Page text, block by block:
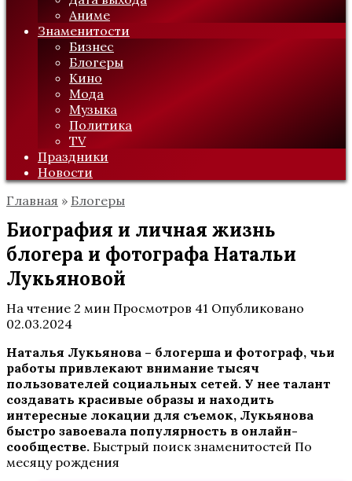
Аниме
Знаменитости
Бизнес
Блогеры
Кино
Мода
Музыка
Политика
TV
Праздники
Новости
Главная » Блогеры
Биография и личная жизнь
блогера и фотографа Натальи
Лукьяновой
На чтение 2 мин Просмотров 41 Опубликовано
02.03.2024
Наталья Лукьянова – блогерша и фотограф, чьи
работы привлекают внимание тысяч
пользователей социальных сетей. У нее талант
создавать красивые образы и находить
интересные локации для съемок, Лукьянова
быстро завоевала популярность в онлайн-
сообществе. Быстрый поиск знаменитостей По
месяцу рождения